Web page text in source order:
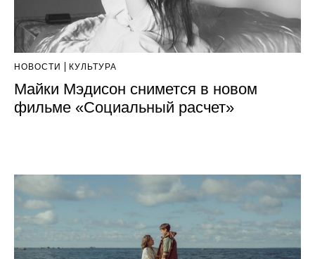
НОВОСТИ КУЛЬТУРА
Майки Мэдисон снимется в новом
фильме «Социальный расчет»